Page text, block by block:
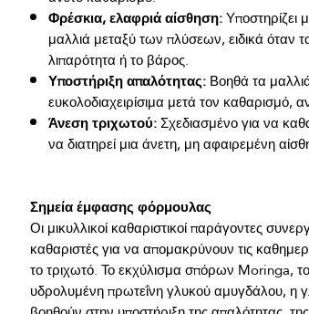
Φρέσκια, ελαφριά αίσθηση:Υποστηρίζει
μαλλιά μεταξύ των πλύσεων, ειδικά όταν
λιπαρότητα ή το βάρος.
Υποστήριξη απαλότητας:Βοηθά τα
ευκολοδιαχειρίσιμα μετά τον καθαρισμό,
Άνεση τριχωτού:Σχεδιασμένο για να
να διατηρεί μια άνετη, μη αφαιρεμένη
Σημεία έμφασης φόρμουλας
Οι μικυλλικοί καθαριστικοί παράγοντες
καθαριστές για να απομακρύνουν τις
το τριχωτό. Το εκχύλισμα σπόρων Moringa,
υδρολυμένη πρωτεΐνη γλυκού αμυγδάλου, η